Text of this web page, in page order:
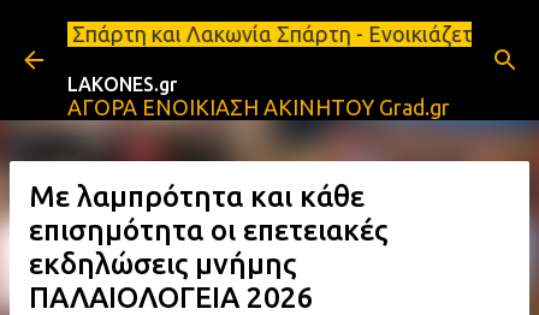
Μετάβαση στο κύριο περιεχόμενο
και Λακωνία Σπάρτη - Ενοικιάζεται
LAKONES.gr
ΑΓΟΡΑ ΕΝΟΙΚΙΑΣΗ ΑΚΙΝΗΤΟΥ Grad.gr
Με λαμπρότητα και κάθε
επισημότητα οι επετειακές
εκδηλώσεις μνήμης
ΠΑΛΑΙΟΛΟΓΕΙΑ 2026